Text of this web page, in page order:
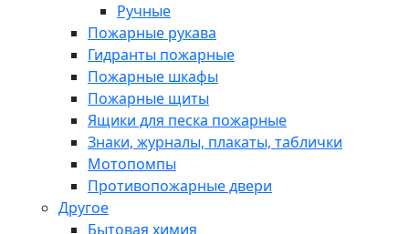
Ручные
Пожарные рукава
Гидранты пожарные
Пожарные шкафы
Пожарные щиты
Ящики для песка пожарные
Знаки, журналы, плакаты, таблички
Мотопомпы
Противопожарные двери
Другое
Бытовая химия